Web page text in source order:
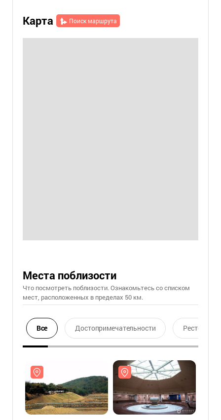
Карта Поиск маршрута
Места поблизости
Что посмотреть поблизости. Ознакомьтесь со списком
мест, расположенных в пределах 50 км.
Все Достопримечательности Ресторан